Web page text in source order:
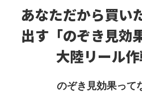
あなただから買い
出す 「のぞき見効
大陸リール
のぞき見効果って